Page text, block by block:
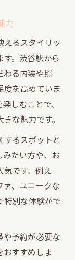
力
るスタイリッ
。渋谷駅から
わる内装や照
度を高めていま
しむことで、
な魅力です。
するスポットと
みたい方や、お
気です。例え
、ユニークな
特別な体験がで
や予約が必要な
すすめしま